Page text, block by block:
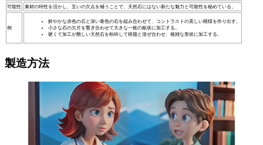
可能性
素材の特性を活かし、互いの欠点を補うことで、天然石にはない新たな魅力と可能性を秘めている。
例
鮮やかな赤色の石と深い青色の石を組み合わせて、コントラストの美しい模様を作り出す。
小さな石の欠片を繋ぎ合わせて大きな一枚の板状に加工する。
硬くて加工が難しい天然石を粉砕して樹脂と混ぜ合わせ、複雑な形状に加工する。
製造方法